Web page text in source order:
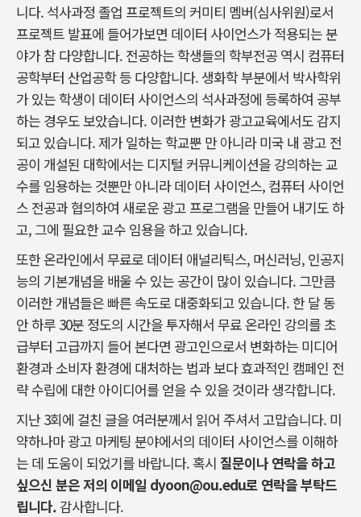
니다. 석사과정 졸업 프로젝트의 커미티 멤버(심사위원)로서
프로젝트 발표에 들어가보면 데이터 사이언스가 적용되는 분
야가 참 다양합니다. 전공하는 학생들의 학부전공 역시 컴퓨터
공학부터 산업공학 등 다양합니다. 생화학 부분에서 박사학위
가 있는 학생이 데이터 사이언스의 석사과정에 등록하여 공부
하는 경우도 보았습니다. 이러한 변화가 광고교육에서도 감지
되고 있습니다. 제가 일하는 학교뿐 만 아니라 미국 내 광고 전
공이 개설된 대학에서는 디지털 커뮤니케이션을 강의하는 교
수를 임용하는 것뿐만 아니라 데이터 사이언스, 컴퓨터 사이언
스 전공과 협의하여 새로운 광고 프로그램을 만들어 내기도 하
고, 그에 필요한 교수 임용을 하고 있습니다.
또한 온라인에서 무료로 데이터 애널리틱스, 머신러닝, 인공지
능의 기본개념을 배울 수 있는 공간이 많이 있습니다. 그만큼
이러한 개념들은 빠른 속도로 대중화되고 있습니다. 한 달 동
안 하루 30분 정도의 시간을 투자해서 무료 온라인 강의를 초
급부터 고급까지 들어 본다면 광고인으로서 변화하는 미디어
환경과 소비자 환경에 대처하는 법과 보다 효과적인 캠페인 전
략 수립에 대한 아이디어를 얻을 수 있을 것이라 생각합니다.
지난 3회에 걸친 글을 여러분께서 읽어 주셔서 고맙습니다. 미
약하나마 광고 마케팅 분야에서의 데이터 사이언스를 이해하
는 데 도움이 되었기를 바랍니다. 혹시 질문이나 연락을 하고
싶으신 분은 저의 이메일 dyoon@ou.edu로 연락을 부탁드
립니다. 감사합니다.